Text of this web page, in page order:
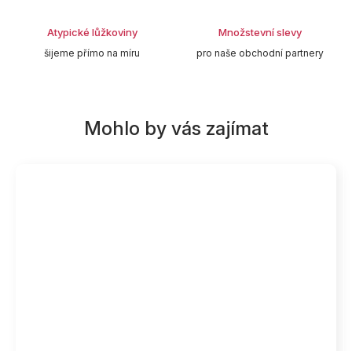
Atypické lůžkoviny
šijeme přímo na míru
Množstevní slevy
pro naše obchodní partnery